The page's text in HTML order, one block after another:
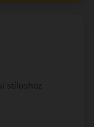
stílushoz